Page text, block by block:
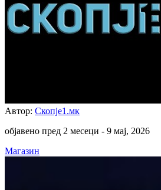
Автор: Скопје1.мк
објавено пред 2 месеци - 9 мај, 2026
Магазин